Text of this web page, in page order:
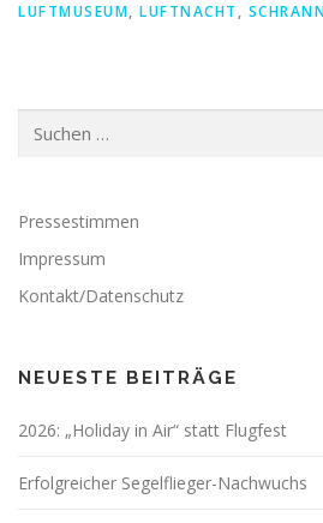
LUFTMUSEUM, LUFTNACHT ,
nach:
Pressestimmen
Impressum
Kontakt/Datenschutz
NEUESTE BEITRÄGE
2026: „Holiday in Air“ statt Flugfest
Erfolgreicher Segelflieger-Nachwuchs